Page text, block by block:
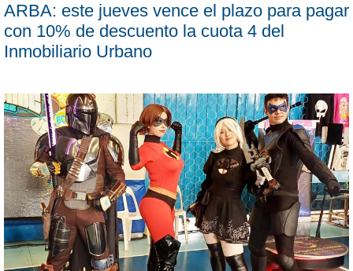
ARBA: este jueves vence el plazo para pagar
con 10% de descuento la cuota 4 del
Inmobiliario Urbano